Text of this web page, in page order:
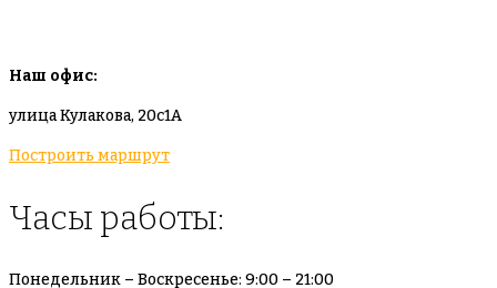
Наш офис:
улица Кулакова, 20с1А
Построить маршрут
Часы работы:
Понедельник – Воскресенье: 9:00 – 21:00